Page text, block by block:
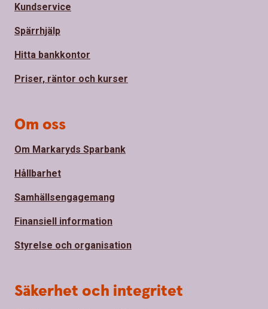
Kundservice
Spärrhjälp
Hitta bankkontor
Priser, räntor och kurser
Om oss
Om Markaryds Sparbank
Hållbarhet
Samhällsengagemang
Finansiell information
Styrelse och organisation
Säkerhet och integritet